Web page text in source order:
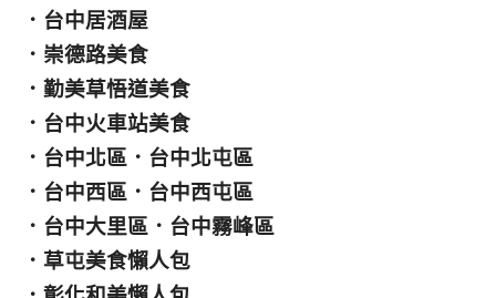
． 台中居酒屋
． 崇德路美食
． 勤美草悟道美食
． 台中火車站美食
． 台中北區 ． 台中北屯區
． 台中西區 ． 台中西屯區
． 台中大里區 ． 台中霧峰區
． 草屯美食懶人包